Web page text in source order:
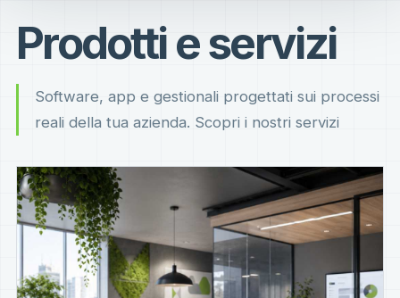
Prodotti e servizi
Software, app e gestionali progettati sui processi
reali della tua azienda. Scopri i nostri servizi